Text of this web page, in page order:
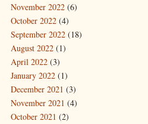
November 2022 (6)
October 2022 (4)
September 2022 (18)
August 2022 (1)
April 2022 (3)
January 2022 (1)
December 2021 (3)
November 2021 (4)
October 2021 (2)